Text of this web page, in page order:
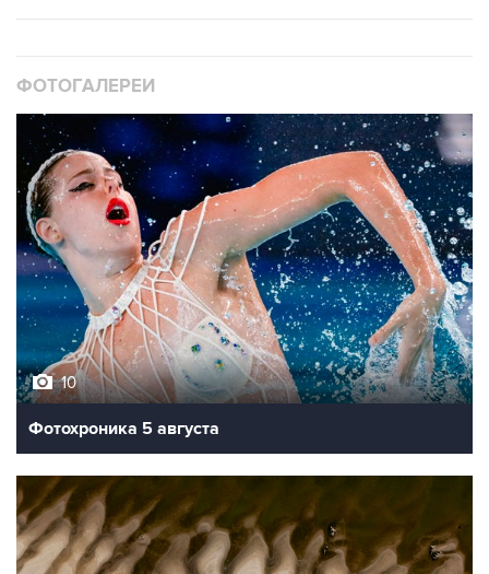
ФОТОГАЛЕРЕИ
10
Фотохроника 5 августа